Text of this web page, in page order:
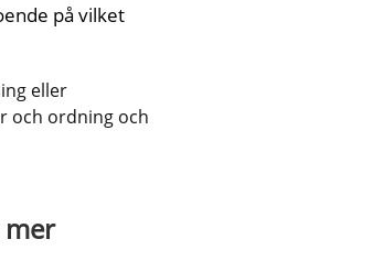
på vilket
eller
och ordning och